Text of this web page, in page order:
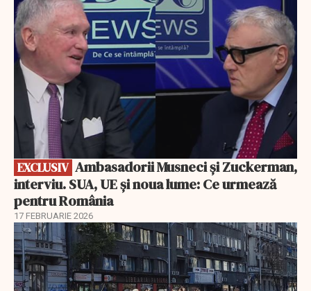
EXCLUSIV
interviu. SUA, UE și noua lume: Ce urmează
pentru România
17 FEBRUARIE 2026